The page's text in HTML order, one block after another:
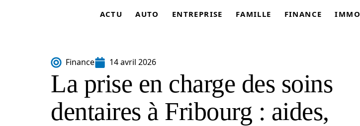
ACTU AUTO ENTREPRISE FAMILLE FINANCE IMMO
Finance 14 avril 2026
La prise en charge des soins
dentaires à Fribourg : aides,